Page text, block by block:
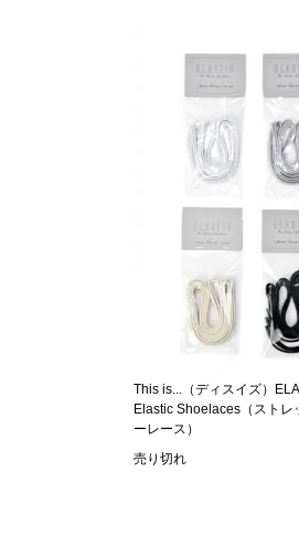
This is...（ディスイズ）
Elastic Shoelaces（ストレ
ーレース）
売り切れ